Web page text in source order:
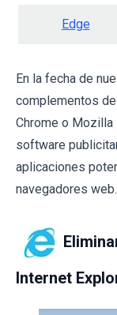
Edge
En la fecha de
complementos
Chrome o Mozilla
software
aplicaciones
navegadores web.
Internet